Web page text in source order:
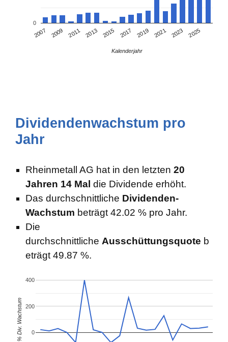
2007 2009 2011 2013 2015 2017 2019 2021 2023 2025
0
Kalenderjahr
Dividendenwachstum pro
Jahr
Rheinmetall AG hat in den letzten 20
Jahren 14 Mal die Dividende erhöht.
Das durchschnittliche Dividenden-
Wachstum beträgt 42.02 % pro Jahr.
Die
durchschnittliche Ausschüttungsquote b
eträgt 49.87 %.
0
200
400
% Div. Wachstum